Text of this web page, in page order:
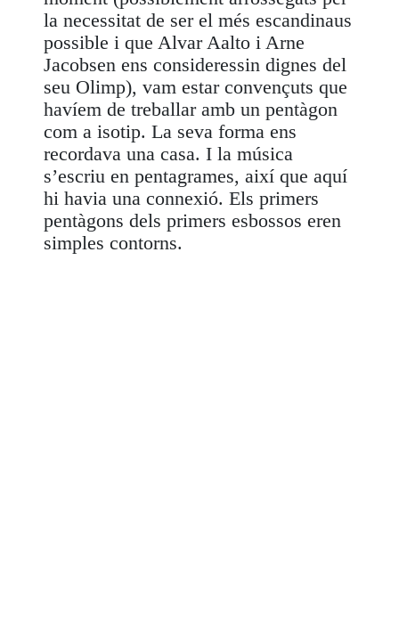
la necessitat de ser el més escandinaus
possible i que Alvar Aalto i Arne
Jacobsen ens consideressin dignes del
seu Olimp), vam estar convençuts que
havíem de treballar amb un pentàgon
com a isotip. La seva forma ens
recordava una casa. I la música
s’escriu en pentagrames, així que aquí
hi havia una connexió. Els primers
pentàgons dels primers esbossos eren
simples contorns.